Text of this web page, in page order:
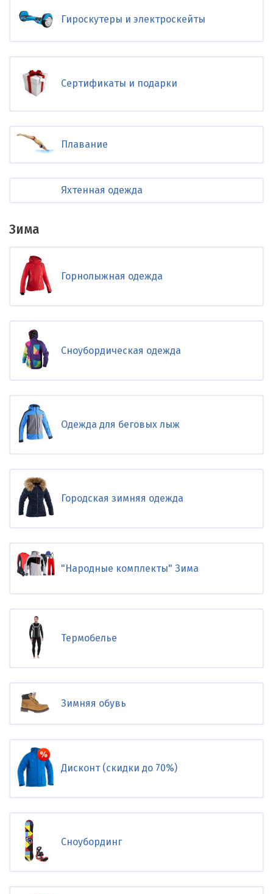
Гироскутеры и электроскейты
Сертификаты и подарки
Плавание
Яхтенная одежда
Зима
Горнолыжная одежда
Сноубордическая одежда
Одежда для беговых лыж
Городская зимняя одежда
"Народные комплекты" Зима
Термобелье
Зимняя обувь
Дисконт (скидки до 70%)
Сноубординг